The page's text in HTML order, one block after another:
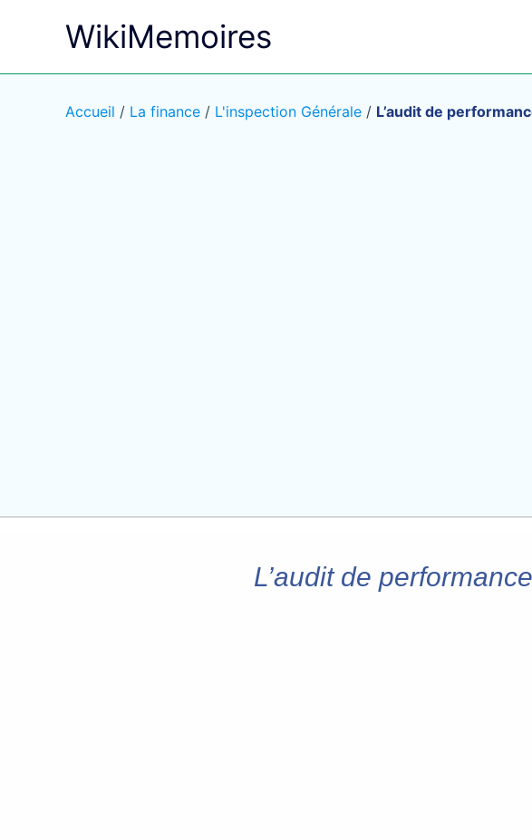
WikiMemoires
Accueil / La finance / L'inspection Générale / L’audit de
L’audit de